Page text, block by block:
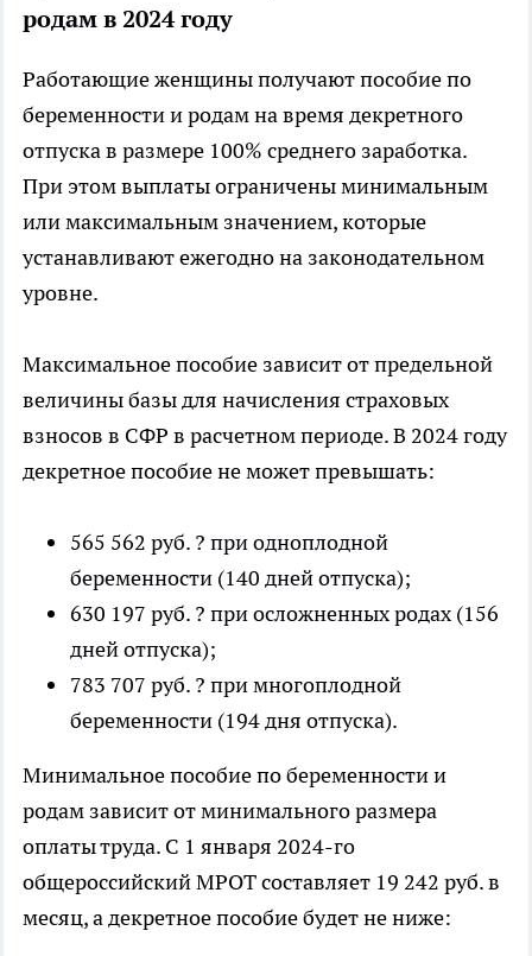
родам в 2024 году
Работающие женщины получают пособие по
беременности и родам на время декретного
отпуска в размере 100% среднего заработка.
При этом выплаты ограничены минимальным
или максимальным значением, которые
устанавливают ежегодно на законодательном
уровне.
Максимальное пособие зависит от предельной
величины базы для начисления страховых
взносов в СФР в расчетном периоде. В 2024 году
декретное пособие не может превышать:
565 562 руб. ? при одноплодной
беременности (140 дней отпуска);
630 197 руб. ? при осложненных родах (156
дней отпуска);
783 707 руб. ? при многоплодной
беременности (194 дня отпуска).
Минимальное пособие по беременности и
родам зависит от минимального размера
оплаты труда. С 1 января 2024-го
общероссийский МРОТ составляет 19 242 руб. в
месяц, а декретное пособие будет не ниже: